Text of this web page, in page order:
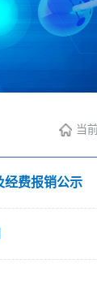
当
经费报销公示